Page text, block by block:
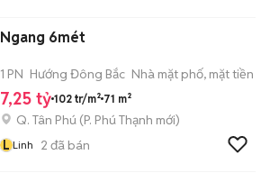
Ngang 6mét
1 PN Hướng Đông Bắc Nhà mặt phố, mặt tiền
7,25 tỷ 102 tr/m² 71 m²
Q. Tân Phú (P. Phú Thạnh mới)
L Linh 2 đã bán